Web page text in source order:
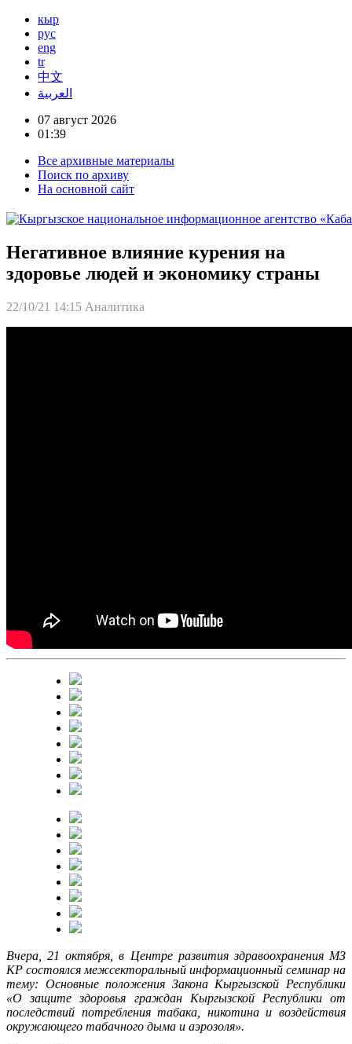
кыр
рус
eng
tr
中文
العربية
07 август 2026
01:39
Все архивные материалы
Поиск по архиву
На основной сайт
Негативное влияние курения на
здоровье людей и экономику страны
22/10/21 14:15 Аналитика
Вчера, 21 октября, в Центре развития здравоохранения МЗ
КР состоялся межсекторальный информационный семинар на
тему: Основные положения Закона Кыргызской Республики
«О защите здоровья граждан Кыргызской Республики от
последствий потребления табака, никотина и воздействия
окружающего табачного дыма и аэрозоля».